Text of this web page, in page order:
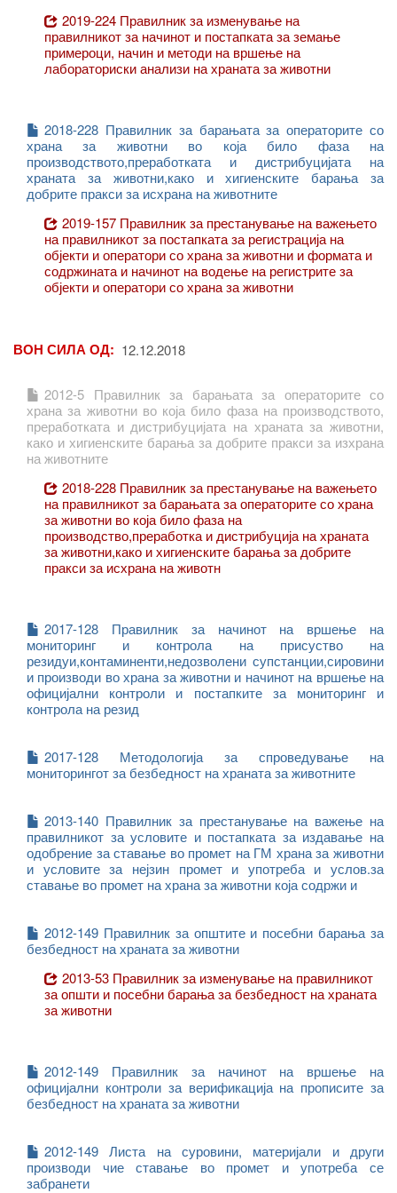
2019-224 Правилник за изменување на
правилникот за начинот и постапката за земање
примероци, начин и методи на вршење на
лабораториски анализи на храната за животни
2018-228 Правилник за барањата за операторите со
храна за животни во која било фаза на
производството,преработката и дистрибуцијата на
храната за животни,како и хигиенските барања за
добрите пракси за исхрана на животните
2019-157 Правилник за престанување на важењето
на правилникот за постапката за регистрација на
објекти и оператори со храна за животни и формата и
содржината и начинот на водење на регистрите за
објекти и оператори со храна за животни
ВОН СИЛА ОД 12.12.2018
2012-5 Правилник за барањата за операторите со
храна за животни во која било фаза на производството,
преработката и дистрибуцијата на храната за животни,
како и хигиенските барања за добрите пракси за изхрана
на животните
2018-228 Правилник за престанување на важењето
на правилникот за барањата за операторите со храна
за животни во која било фаза на
производство,преработка и дистрибуција на храната
за животни,како и хигиенските барања за добрите
пракси за исхрана на животн
2017-128 Правилник за начинот на вршење на
мониторинг и контрола на присуство на
резидуи,контаминенти,недозволени супстанции,сировини
и производи во храна за животни и начинот на вршење на
официјални контроли и постапките за мониторинг и
контрола на резид
2017-128 Методологија за спроведување на
мониторингот за безбедност на храната за животните
2013-140 Правилник за престанување на важење на
правилникот за условите и постапката за издавање на
одобрение за ставање во промет на ГМ храна за животни
и условите за нејзин промет и употреба и услов.за
ставање во промет на храна за животни која содржи и
2012-149 Правилник за општите и посебни барања за
безбедност на храната за животни
2013-53 Правилник за изменување на правилникот
за општи и посебни барања за безбедност на храната
за животни
2012-149 Правилник за начинот на вршење на
официјални контроли за верификација на прописите за
безбедност на храната за животни
2012-149 Листа на суровини, материјали и други
производи чие ставање во промет и употреба се
забранети